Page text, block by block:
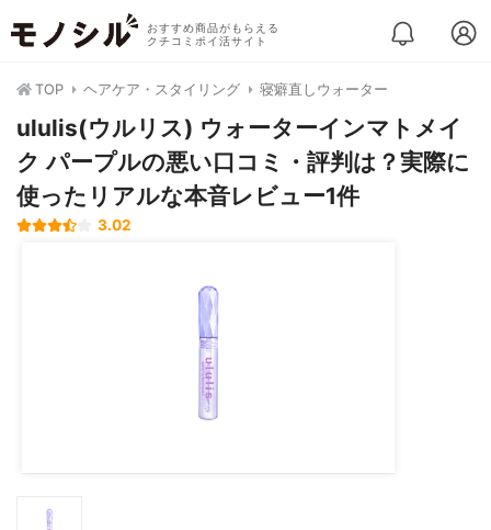
おすすめ商品がもらえる
クチコミポイ活サイト
TOP ヘアケア・スタイリング 寝癖直しウォーター
ululis(ウルリス) ウォーターインマトメイ
ク パープルの悪い口コミ・評判は？実際に
使ったリアルな本音レビュー1件
3.02